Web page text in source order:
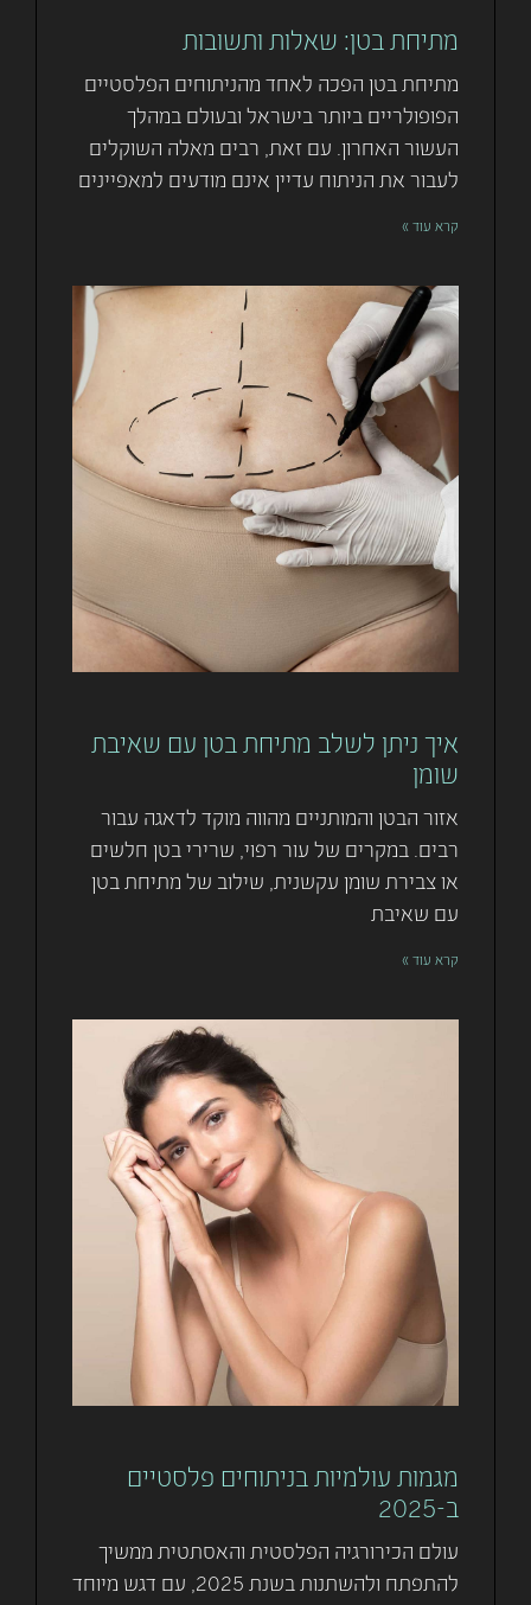
מתיחת בטן: שאלות ותשובות
מתיחת בטן הפכה לאחד מהניתוחים הפלסטיים
הפופולריים ביותר בישראל ובעולם במהלך
העשור האחרון. עם זאת, רבים מאלה השוקלים
לעבור את הניתוח עדיין אינם מודעים למאפיינים
קרא עוד »
איך ניתן לשלב מתיחת בטן עם שאיבת
שומן
אזור הבטן והמותניים מהווה מוקד לדאגה עבור
רבים. במקרים של עור רפוי, שרירי בטן חלשים
או צבירת שומן עקשנית, שילוב של מתיחת בטן
עם שאיבת
קרא עוד »
מגמות עולמיות בניתוחים פלסטיים
ב-2025
עולם הכירורגיה הפלסטית והאסתטית ממשיך
להתפתח ולהשתנות בשנת 2025, עם דגש מיוחד